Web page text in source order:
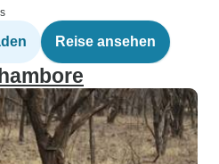
Reise ansehen